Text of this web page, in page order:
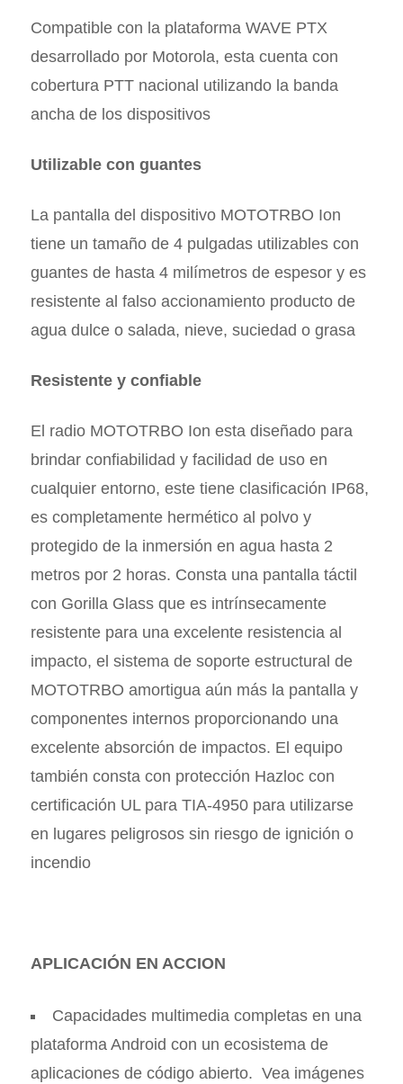
Compatible con la plataforma WAVE PTX
desarrollado por Motorola, esta cuenta con
cobertura PTT nacional utilizando la banda
ancha de los dispositivos
Utilizable con guantes
La pantalla del dispositivo MOTOTRBO Ion
tiene un tamaño de 4 pulgadas utilizables con
guantes de hasta 4 milímetros de espesor y es
resistente al falso accionamiento producto de
agua dulce o salada, nieve, suciedad o grasa
Resistente y confiable
El radio MOTOTRBO Ion esta diseñado para
brindar confiabilidad y facilidad de uso en
cualquier entorno, este tiene clasificación IP68,
es completamente hermético al polvo y
protegido de la inmersión en agua hasta 2
metros por 2 horas. Consta una pantalla táctil
con Gorilla Glass que es intrínsecamente
resistente para una excelente resistencia al
impacto, el sistema de soporte estructural de
MOTOTRBO amortigua aún más la pantalla y
componentes internos proporcionando una
excelente absorción de impactos. El equipo
también consta con protección Hazloc con
certificación UL para TIA-4950 para utilizarse
en lugares peligrosos sin riesgo de ignición o
incendio
APLICACIÓN EN ACCION
Capacidades multimedia completas en una
plataforma Android con un ecosistema de
aplicaciones de código abierto. Vea imágenes